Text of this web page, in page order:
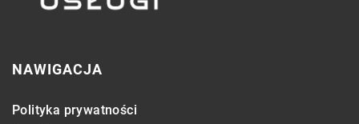
NAWIGACJA
Polityka prywatności